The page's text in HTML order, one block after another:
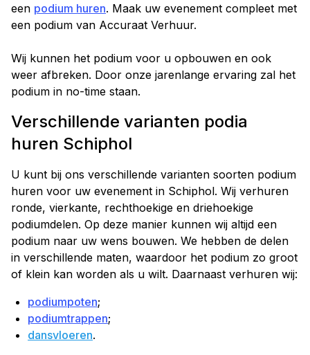
een podium huren. Maak uw evenement compleet met
een podium van Accuraat Verhuur.
Wij kunnen het podium voor u opbouwen en ook
weer afbreken. Door onze jarenlange ervaring zal het
podium in no-time staan.
Verschillende varianten podia
huren Schiphol
U kunt bij ons verschillende varianten soorten podium
huren voor uw evenement in Schiphol. Wij verhuren
ronde, vierkante, rechthoekige en driehoekige
podiumdelen. Op deze manier kunnen wij altijd een
podium naar uw wens bouwen. We hebben de delen
in verschillende maten, waardoor het podium zo groot
of klein kan worden als u wilt. Daarnaast verhuren wij:
podiumpoten;
podiumtrappen;
dansvloeren.